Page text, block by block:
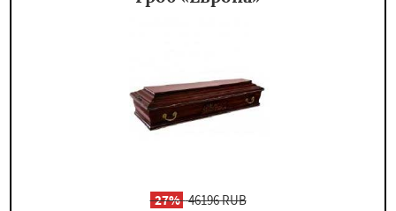
-27%46196 RUB